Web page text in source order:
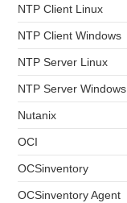
NTP Client Linux
NTP Client Windows
NTP Server Linux
NTP Server Windows
Nutanix
OCI
OCSinventory
OCSinventory Agent